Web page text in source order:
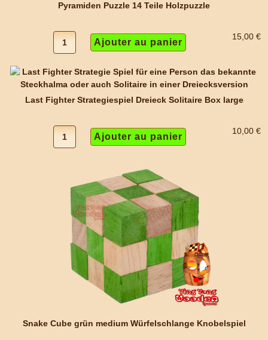
Pyramiden Puzzle 14 Teile Holzpuzzle
15,00 €
Last Fighter Strategiespiel Dreieck Solitaire Box large
10,00 €
Snake Cube grün medium Würfelschlange Knobelspiel